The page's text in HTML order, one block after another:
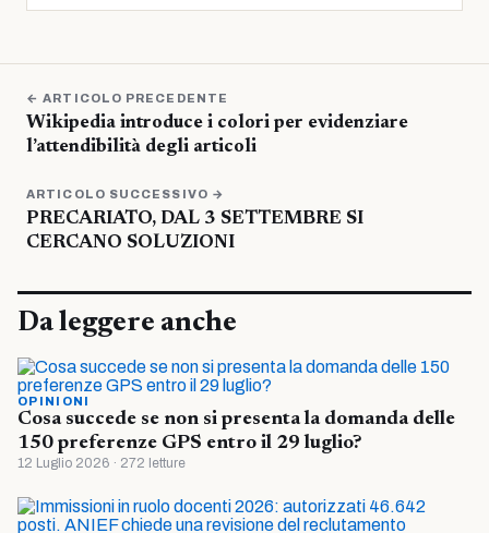
← ARTICOLO PRECEDENTE
Wikipedia introduce i colori per evidenziare
l’attendibilità degli articoli
ARTICOLO SUCCESSIVO →
PRECARIATO, DAL 3 SETTEMBRE SI
CERCANO SOLUZIONI
Da leggere anche
OPINIONI
Cosa succede se non si presenta la domanda delle
150 preferenze GPS entro il 29 luglio?
12 Luglio 2026 · 272 letture